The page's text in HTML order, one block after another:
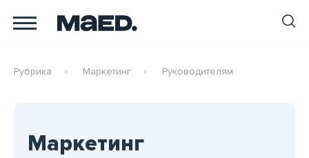
Рубрика Маркетинг Руководителям
Маркетинг